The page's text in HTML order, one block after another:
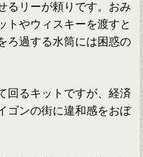
るリーが頼りです。おみ
トやウィスキーを渡すと
ろ過する水筒には困惑の
回るキットですが、経済
ゴンの街に違和感をおぼ